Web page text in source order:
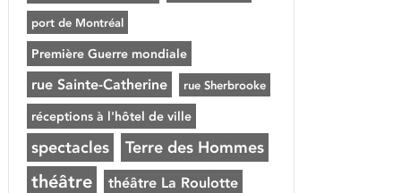
port de Montréal
Première Guerre mondiale
rue Sainte-Catherine rue Sherbrooke
réceptions à l'hôtel de ville
spectacles Terre des Hommes
théâtre théâtre La Roulotte